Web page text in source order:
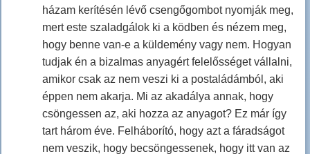
házam kerítésén lévő csengőgombot nyomják meg,
mert este szaladgálok ki a ködben és nézem meg,
hogy benne van-e a küldemény vagy nem. Hogyan
tudjak én a bizalmas anyagért felelősséget vállalni,
amikor csak az nem veszi ki a postaládámból, aki
éppen nem akarja. Mi az akadálya annak, hogy
csöngessen az, aki hozza az anyagot? Ez már így
tart három éve. Felháborító, hogy azt a fáradságot
nem veszik, hogy becsöngessenek, hogy itt van az